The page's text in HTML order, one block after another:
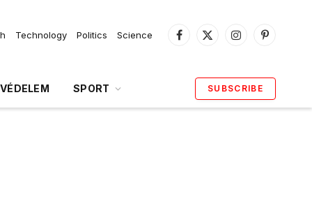
Technology Politics Science
Facebook
X
InstagramPinterest
SPORT SUBSCRIBE